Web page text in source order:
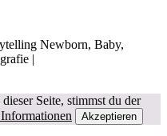
Newborn, Baby,
|
Seite, stimmst du der
Akzeptieren